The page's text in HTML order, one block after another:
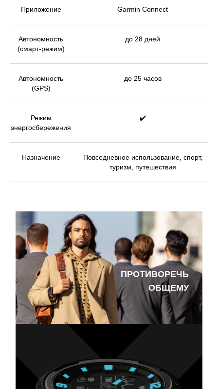
Приложение Garmin Connect
Автономность
(смарт-режим)
до 28 дней
Автономность
(GPS)
до 25 часов
Режим
энергосбережения
✔️
Назначение
Повседневное использование, спорт,
туризм, путешествия
ПРОТИВОРЕЧЬ
ОБЩЕМУ